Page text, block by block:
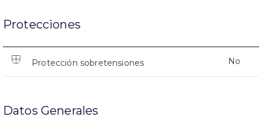
Protecciones
Protección sobretensiones No
Datos Generales